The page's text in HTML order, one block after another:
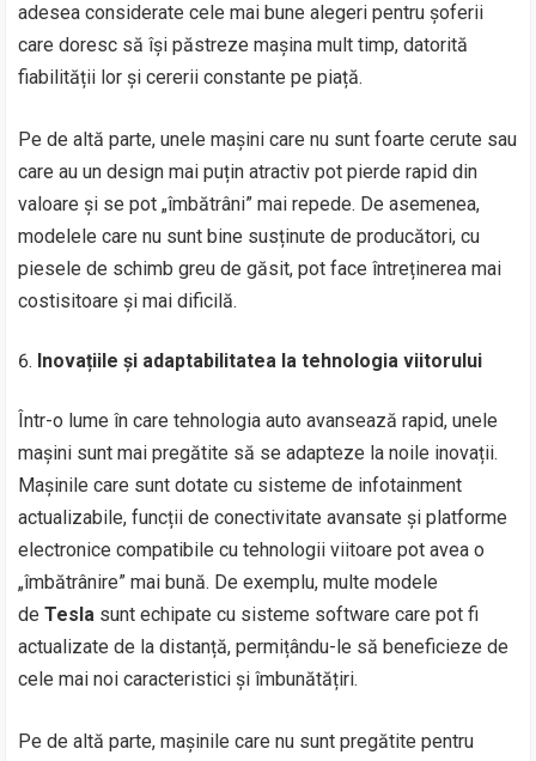
adesea considerate cele mai bune alegeri pentru șoferii
care doresc să își păstreze mașina mult timp, datorită
fiabilității lor și cererii constante pe piață.
Pe de altă parte, unele mașini care nu sunt foarte cerute sau
care au un design mai puțin atractiv pot pierde rapid din
valoare și se pot „îmbătrâni” mai repede. De asemenea,
modelele care nu sunt bine susținute de producători, cu
piesele de schimb greu de găsit, pot face întreținerea mai
costisitoare și mai dificilă.
Inovațiile și adaptabilitatea la tehnologia viitorului
Într-o lume în care tehnologia auto avansează rapid, unele
mașini sunt mai pregătite să se adapteze la noile inovații.
Mașinile care sunt dotate cu sisteme de infotainment
actualizabile, funcții de conectivitate avansate și platforme
electronice compatibile cu tehnologii viitoare pot avea o
„îmbătrânire” mai bună. De exemplu, multe modele
deTesla sunt echipate cu sisteme software care pot fi
actualizate de la distanță, permițându-le să beneficieze de
cele mai noi caracteristici și îmbunătățiri.
Pe de altă parte, mașinile care nu sunt pregătite pentru